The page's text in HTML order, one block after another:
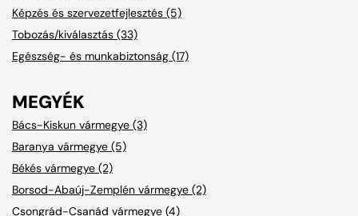
Képzés és szervezetfejlesztés (5)
Tobozás/kiválasztás (33)
Egészség- és munkabiztonság (17)
MEGYÉK
Bács-Kiskun vármegye (3)
Baranya vármegye (5)
Békés vármegye (2)
Borsod-Abaúj-Zemplén vármegye (2)
Csongrád-Csanád vármegye (4)